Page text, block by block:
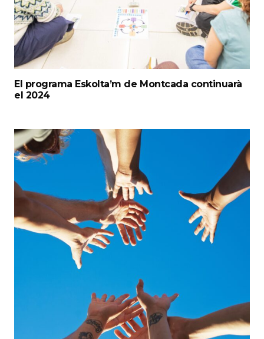
El programa Eskolta’m de Montcada continuarà
el 2024